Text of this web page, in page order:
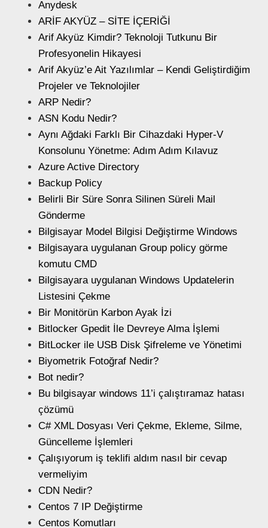
Anydesk
ARİF AKYÜZ – SİTE İÇERİĞİ
Arif Akyüz Kimdir? Teknoloji Tutkunu Bir
Profesyonelin Hikayesi
Arif Akyüz’e Ait Yazılımlar – Kendi Geliştirdiğim
Projeler ve Teknolojiler
ARP Nedir?
ASN Kodu Nedir?
Aynı Ağdaki Farklı Bir Cihazdaki Hyper-V
Konsolunu Yönetme: Adım Adım Kılavuz
Azure Active Directory
Backup Policy
Belirli Bir Süre Sonra Silinen Süreli Mail
Gönderme
Bilgisayar Model Bilgisi Değiştirme Windows
Bilgisayara uygulanan Group policy görme
komutu CMD
Bilgisayara uygulanan Windows Updatelerin
Listesini Çekme
Bir Monitörün Karbon Ayak İzi
Bitlocker Gpedit İle Devreye Alma İşlemi
BitLocker ile USB Disk Şifreleme ve Yönetimi
Biyometrik Fotoğraf Nedir?
Bot nedir?
Bu bilgisayar windows 11’i çalıştıramaz hatası
çözümü
C# XML Dosyası Veri Çekme, Ekleme, Silme,
Güncelleme İşlemleri
Çalışıyorum iş teklifi aldım nasıl bir cevap
vermeliyim
CDN Nedir?
Centos 7 IP Değiştirme
Centos Komutları